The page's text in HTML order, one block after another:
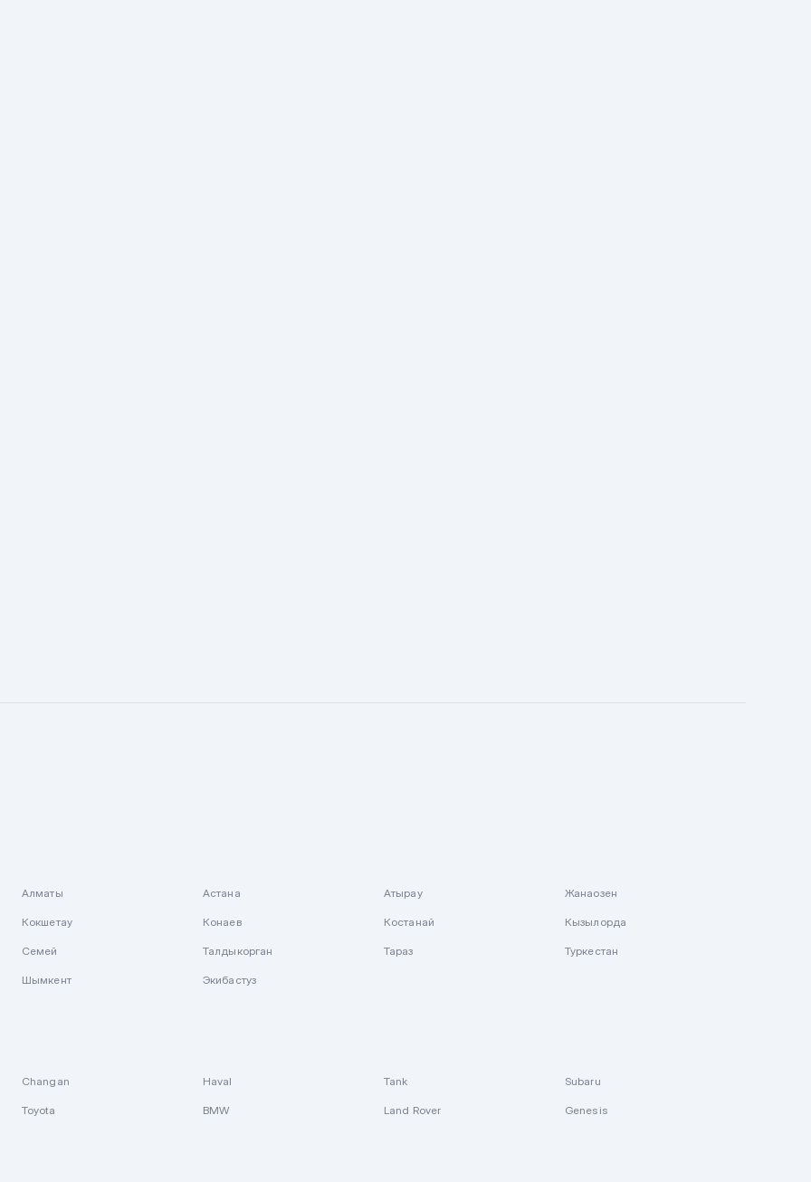
Алматы Астана Атырау Жанаозен
Кокшетау Конаев Костанай Кызылорда
Семей Талдыкорган Тараз Туркестан
Шымкент Экибастуз
Changan Haval Tank Subaru
Toyota BMW Land Rover Genesis